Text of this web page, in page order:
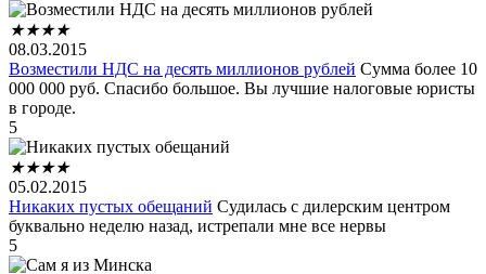
★★★★
08.03.2015
Возместили НДС на десять миллионов рублей Сумма более 10
000 000 руб. Спасибо большое. Вы лучшие налоговые юристы
в городе.
5
★★★★
05.02.2015
Никаких пустых обещаний Судилась с дилерским центром
буквально неделю назад, истрепали мне все нервы
5